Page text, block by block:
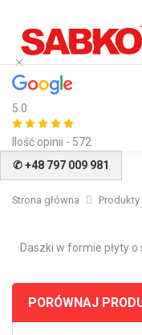
5.0
Ilość opinii - 572
✆ +48 797 009 981
Strona główna Produkty
Daszki w formie płyty
PORÓWNAJ